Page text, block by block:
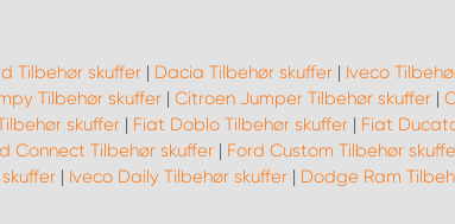
Tilbehør skuffer | Dacia Tilbehør skuffer | Iveco
Tilbehør skuffer | Citroen Jumper Tilbehør skuffer |
skuffer| Fiat Doblo Tilbehør skuffer| Fiat
Connect Tilbehør skuffer | Ford Custom Tilbehør
skuffer | Iveco Daily Tilbehør skuffer | Dodge Ram